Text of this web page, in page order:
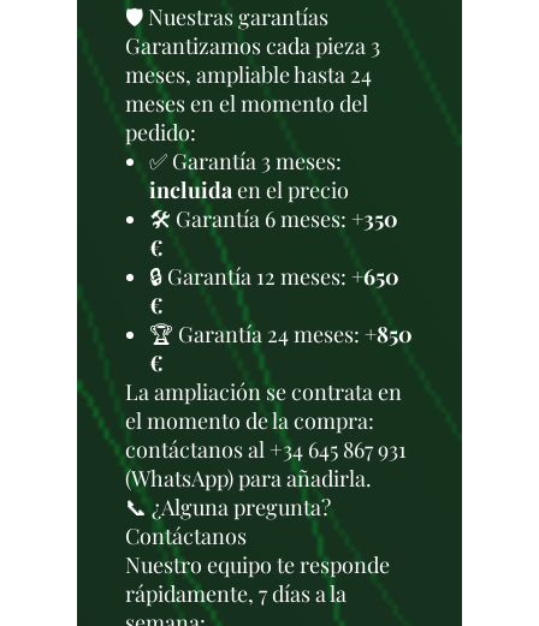
🛡️ Nuestras garantías
Garantizamos cada pieza 3
meses, ampliable hasta 24
meses en el momento del
pedido:
✅ Garantía 3 meses:
incluidaen el precio
🛠️ Garantía 6 meses: +350
€
🔒 Garantía 12 meses: +650
€
🏆 Garantía 24 meses: +850
€
La ampliación se contrata en
el momento de la compra:
contáctanos al +34 645 867 931
(WhatsApp) para añadirla.
📞 ¿Alguna pregunta?
Contáctanos
Nuestro equipo te responde
rápidamente, 7 días a la